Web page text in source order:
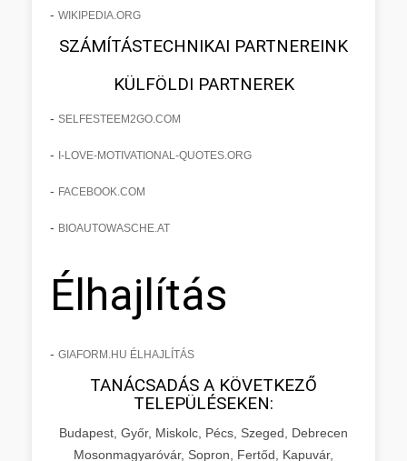
- WIKIPEDIA.ORG
SZÁMÍTÁSTECHNIKAI PARTNEREINK
KÜLFÖLDI PARTNEREK
- SELFESTEEM2GO.COM
- I-LOVE-MOTIVATIONAL-QUOTES.ORG
- FACEBOOK.COM
- BIOAUTOWASCHE.AT
Élhajlítás
- GIAFORM.HU ÉLHAJLÍTÁS
TANÁCSADÁS A KÖVETKEZŐ
TELEPÜLÉSEKEN:
Budapest, Győr, Miskolc, Pécs, Szeged, Debrecen
Mosonmagyaróvár, Sopron, Fertőd, Kapuvár,